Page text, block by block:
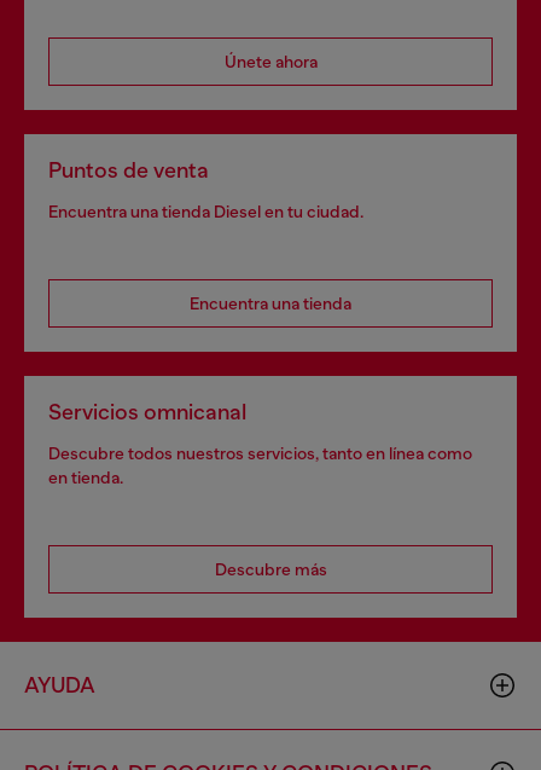
Únete ahora
Puntos de venta
Encuentra una tienda Diesel en tu ciudad.
Encuentra una tienda
Servicios omnicanal
Descubre todos nuestros servicios, tanto en línea como
en tienda.
Descubre más
AYUDA